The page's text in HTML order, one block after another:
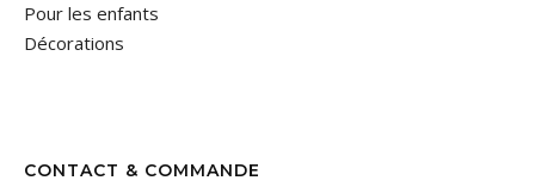
Pour les enfants
Décorations
CONTACT & COMMANDE